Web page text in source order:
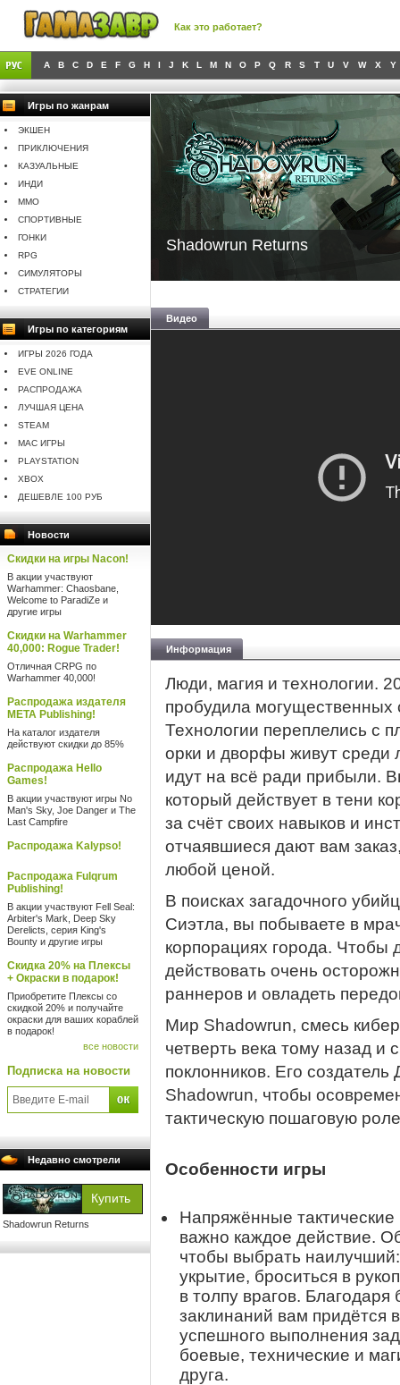
Как это работает?
A B C D E F G H I J K L M N O P Q R S T U V W X Y
Игры по жанрам
ЭКШЕН
ПРИКЛЮЧЕНИЯ
КАЗУАЛЬНЫЕ
ИНДИ
MMO
СПОРТИВНЫЕ
ГОНКИ
RPG
СИМУЛЯТОРЫ
СТРАТЕГИИ
Игры по категориям
ИГРЫ 2026 ГОДА
EVE ONLINE
РАСПРОДАЖА
ЛУЧШАЯ ЦЕНА
STEAM
MAC ИГРЫ
PLAYSTATION
XBOX
ДЕШЕВЛЕ 100 РУБ
Новости
Скидки на игры Nacon!
В акции участвуют
Warhammer: Chaosbane,
Welcome to ParadiZe и
другие игры
Скидки на Warhammer
40,000: Rogue Trader!
Отличная CRPG по
Warhammer 40,000!
Распродажа издателя
META Publishing!
На каталог издателя
действуют скидки до 85%
Распродажа Hello
Games!
В акции участвуют игры No
Man's Sky, Joe Danger и The
Last Campfire
Распродажа Kalypso!
Распродажа Fulqrum
Publishing!
В акции участвуют Fell Seal:
Arbiter's Mark, Deep Sky
Derelicts, серия King's
Bounty и другие игры
Скидка 20% на Плексы
+ Окраски в подарок!
Приобретите Плексы со
скидкой 20% и получайте
окраски для ваших кораблей
в подарок!
все новости
Подписка на новости
Недавно смотрели
Shadowrun Returns
Shadowrun Returns
Видео
Информация
Люди, магия и технологии.
пробудила
Технологии переплелись с
орки и дворфы живут среди
идут на всё ради прибыли.
который действует в тени
за счёт своих навыков и
отчаявшиеся дают вам
любой ценой.
В поисках загадочного
Сиэтла, вы побываете в
корпорациях города. Чтобы
действовать очень
раннеров и овладеть
Мир Shadowrun, смесь
четверть века тому назад и
поклонников. Его
Shadowrun, чтобы
тактическую пошаговую
Особенности игры
Напряжённые тактические
важно каждое действие.
чтобы выбрать
укрытие, броситься в
в толпу врагов.
заклинаний вам придётся
успешного выполнения
боевые, технические и
друга.